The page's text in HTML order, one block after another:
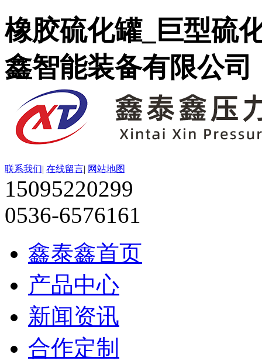
橡胶硫化罐_巨型硫
鑫智能装备有限公司
联系我们| 在线留言| 网站地图
15095220299
0536-6576161
鑫泰鑫首页
产品中心
新闻资讯
合作定制